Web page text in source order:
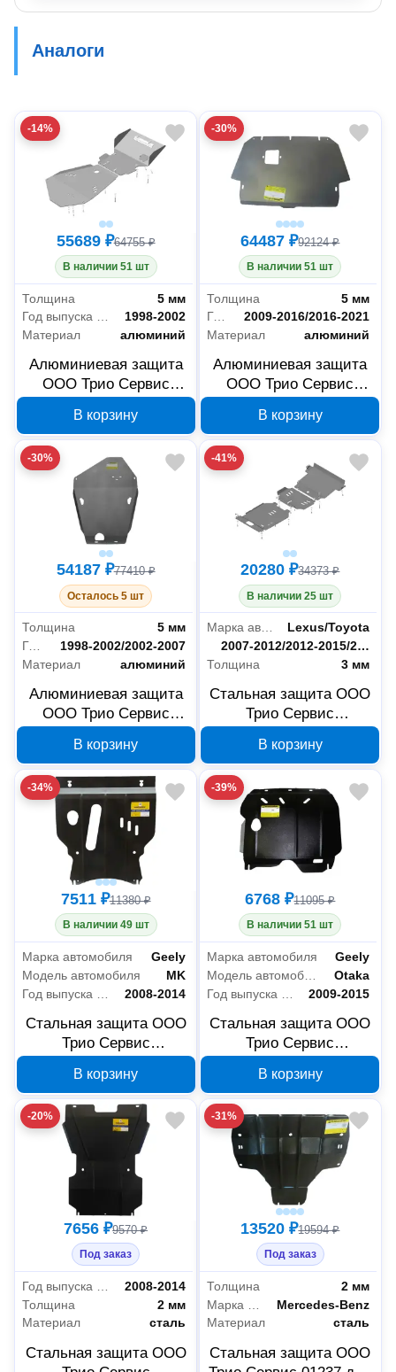
Аналоги
-14%
55689 ₽64755 ₽
В наличии 51 шт
Толщина
5 мм
Год выпуска автомобиля
1998-2002
Материал
алюминий
Алюминиевая защита
ООО Трио Сервис
Cruiser 100 D 32525М, 5
мм
В корзину
-30%
64487 ₽92124 ₽
В наличии 51 шт
Толщина
5 мм
Год выпуска автомобиля
2009-2016/2016-2021
Материал
алюминий
Алюминиевая защита
ООО Трио Сервис
Tundra 32508М, 5 мм
В корзину
-30%
54187 ₽77410 ₽
Осталось 5 шт
Толщина
5 мм
Год выпуска автомобиля
1998-2002/2002-2007
Материал
алюминий
Алюминиевая защита
ООО Трио Сервис
Cruiser 100 32507М, 5
мм
В корзину
-41%
20280 ₽34373 ₽
В наличии 25 шт
Марка автомобиля
Lexus/Toyota
Год выпуска автомобиля 2007-2012/2012-2015/2015-/2015-2021
Толщина
3 мм
Стальная защита ООО
Трио Сервис
200 и Lexus LX 12522
В корзину
-34%
7511 ₽11380 ₽
В наличии 49 шт
Марка автомобиля
Geely
Модель автомобиля
MK
2008-2014
Стальная защита ООО
Трио Сервис
04202, 2 мм
В корзину
-39%
6768 ₽11095 ₽
В наличии 51 шт
Марка автомобиля
Geely
Модель автомобиля
Otaka
2009-2015
Стальная защита ООО
Трио Сервис
04201, 2 мм
В корзину
-20%
7656 ₽9570 ₽
Под заказ
2008-2014
Толщина
2 мм
Материал
сталь
Стальная защита ООО
-31%
13520 ₽19594 ₽
Под заказ
Толщина
2 мм
Mercedes-Benz
Материал
сталь
Стальная защита ООО